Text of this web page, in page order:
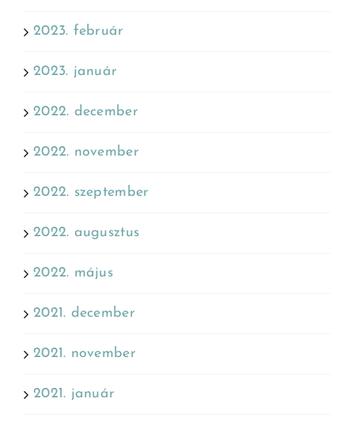
2023. február
2023. január
2022. december
2022. november
2022. szeptember
2022. augusztus
2022. május
2021. december
2021. november
2021. január